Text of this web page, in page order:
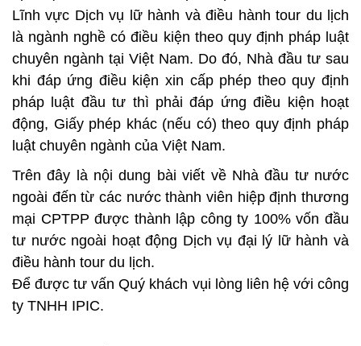
Lĩnh vực Dịch vụ lữ hành và điều hành tour du lịch
là ngành nghề có điều kiện theo quy định pháp luật
chuyên ngành tại Việt Nam. Do đó, Nhà đầu tư sau
khi đáp ứng điều kiện xin cấp phép theo quy định
pháp luật đầu tư thì phải đáp ứng điều kiện hoạt
động, Giấy phép khác (nếu có) theo quy định pháp
luật chuyên ngành của Việt Nam.
Trên đây là nội dung bài viết về Nhà đầu tư nước
ngoài đến từ các nước thành viên hiệp định thương
mại CPTPP được thành lập công ty 100% vốn đầu
tư nước ngoài hoạt động Dịch vụ đại lý lữ hành và
điều hành tour du lịch.
Để được tư vấn Quý khách vụi lòng liên hệ với công
ty TNHH IPIC.